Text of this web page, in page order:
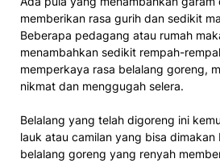
memberikan rasa gurih dan sedikit
Beberapa pedagang atau rumah
menambahkan sedikit rempah-
memperkaya rasa belalang goreng,
nikmat dan menggugah selera.
Belalang yang telah digoreng ini
lauk atau camilan yang bisa
belalang goreng yang renyah